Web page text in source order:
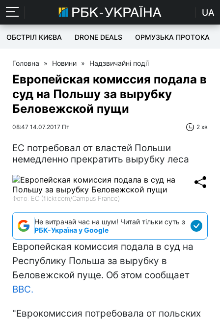
UA
ОБСТРІЛ КИЄВА DRONE DEALS ОРМУЗЬКА ПРОТОКА
Головна » Новини » Надзвичайні події
Европейская комиссия подала в
суд на Польшу за вырубку
Беловежской пущи
08:47 14.07.2017 Пт 2 хв
ЕС потребовал от властей Польши
немедленно прекратить вырубку леса
Фото: ЕС (flickr.com/Campus France)
Не витрачай час на шум! Читай тільки суть з
РБК-Україна у Google
Европейская комиссия подала в суд на
Республику Польша за вырубку в
Беловежской пуще. Об этом сообщает
BBC.
"Еврокомиссия потребовала от польских